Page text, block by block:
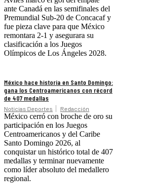
ante Canadá en las semifinales del
Premundial Sub-20 de Concacaf y
fue pieza clave para que México
remontara 2-1 y asegurara su
clasificación a los Juegos
Olímpicos de Los Ángeles 2028.
México hace historia en Santo Domingo:
gana los Centroamericanos con récord
de 407 medallas
Noticias Deportes Redacción
México cerró con broche de oro su
participación en los Juegos
Centroamericanos y del Caribe
Santo Domingo 2026, al
conquistar un histórico total de 407
medallas y terminar nuevamente
como líder absoluto del medallero
regional.